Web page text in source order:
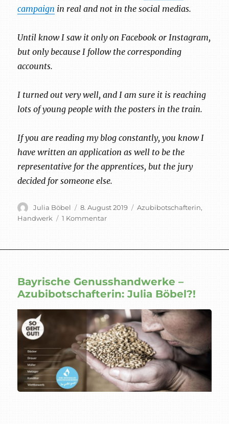
campaign in real and not in the social medias.
Until know I saw it only on Facebook or Instagram,
but only because I follow the corresponding
accounts.
I turned out very well, and I am sure it is reaching
lots of young people with the posters in the train.
If you are reading my blog constantly, you know I
have written an application as well to be the
representative for the apprentices, but the jury
decided for someone else.
Autor
Julia Böbel
Veröffentlicht
am
8. August 2019 Schlagwörter
Azubibotschafterin,
Handwerk
1 Kommentarzu
entdeckt
Bayrische Genusshandwerke –
Azubibotschafterin: Julia Böbel?!